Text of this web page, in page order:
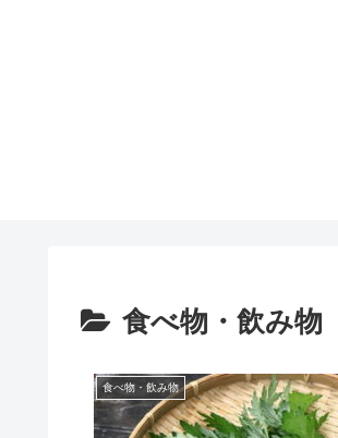
食べ物・飲み物
食べ物・飲み物